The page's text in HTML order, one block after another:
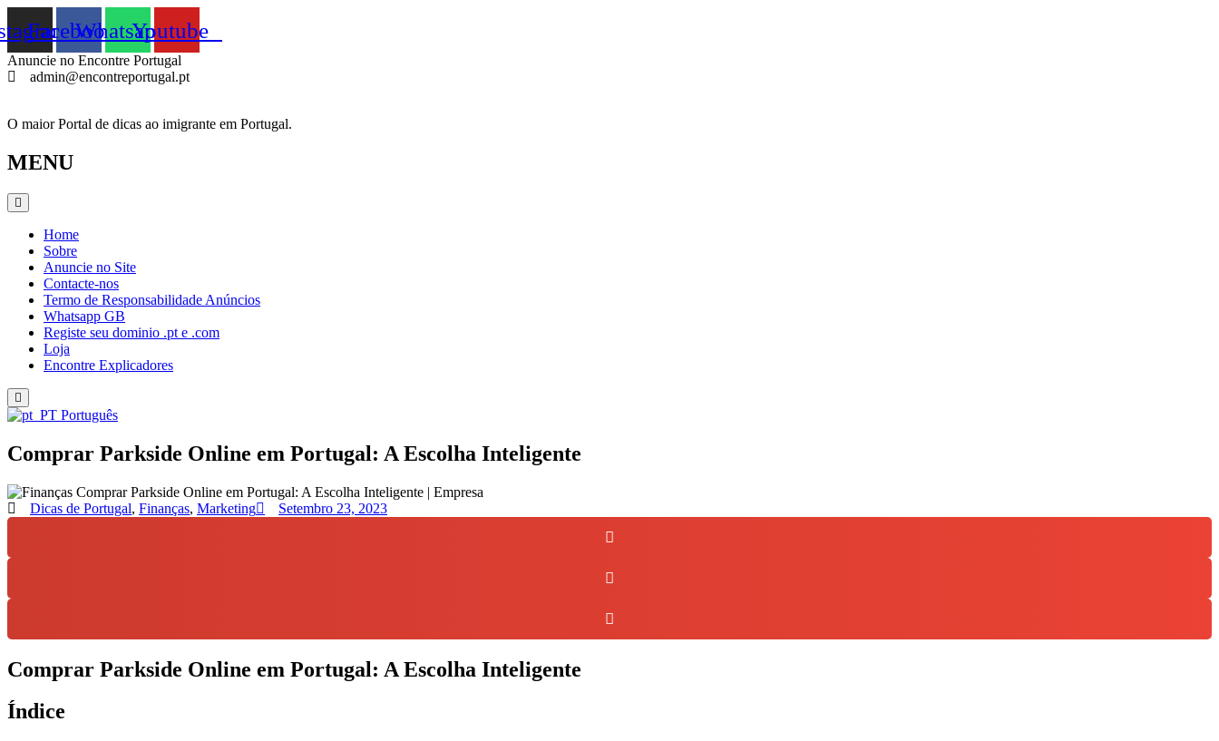
para
o
conteúdo
FacebookWhatsappYoutube
Anuncie no Encontre Portugal
admin@encontreportugal.pt
O maior Portal de dicas ao imigrante em Portugal.
MENU
Home
Sobre
Anuncie no Site
Contacte-nos
Termo de Responsabilidade Anúncios
Whatsapp GB
Registe seu dominio .pt e .com
Loja
Encontre Explicadores
Português
Comprar Parkside Online em Portugal: A Escolha Inteligente
Dicas de Portugal, Finanças, Marketing Setembro 23, 2023
Comprar Parkside Online em Portugal: A Escolha Inteligente
Índice